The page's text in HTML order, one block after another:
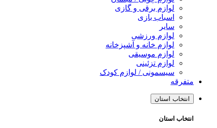
لوازم برقی و گازی
اسباب بازی
سایر
لوازم ورزشی
لوازم خانه و آشپزخانه
لوازم موسیقی
لوازم تزئینی
سیسمونی / لوازم کودک
متفرقه
انتخاب استان
انتخاب استان